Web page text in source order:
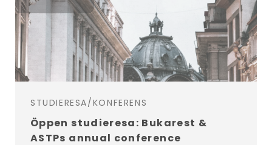
STUDIERESA/KONFERENS
Öppen studieresa: Bukarest &
ASTPs annual conference